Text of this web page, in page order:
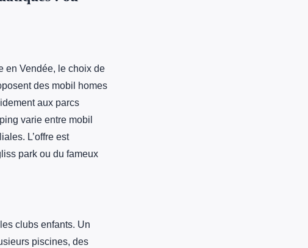
en Vendée, le choix de
des mobil homes
aux parcs
varie entre mobil
L’offre est
park ou du fameux
clubs enfants. Un
piscines, des